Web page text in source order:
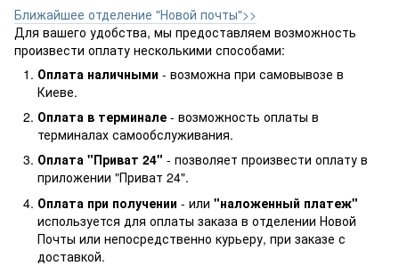
Ближайшее отделение "Новой почты">>
Для вашего удобства, мы предоставляем возможность
произвести оплату несколькими способами:
Оплата наличными - возможна при самовывозе в
Киеве.
Оплата в терминале - возможность оплаты в
терминалах самообслуживания.
Оплата "Приват 24" - позволяет произвести оплату в
приложении "Приват 24".
Оплата при получении - или "наложенный платеж"
используется для оплаты заказа в отделении Новой
Почты или непосредственно курьеру, при заказе с
доставкой.